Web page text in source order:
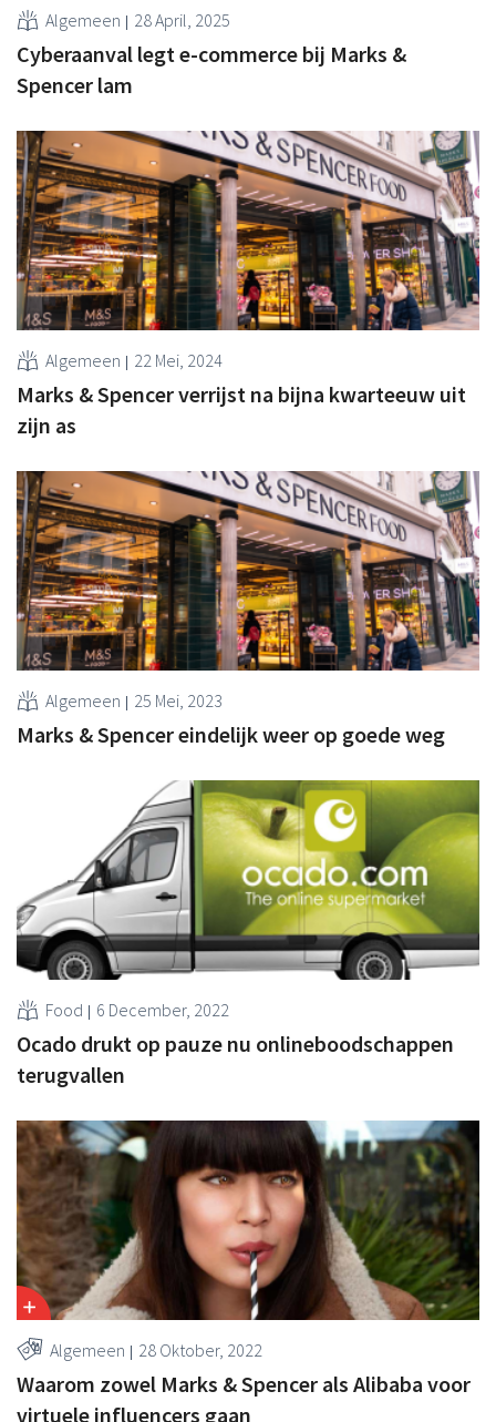
Algemeen 28 April, 2025
Cyberaanval legt e-commerce bij Marks &
Spencer lam
Algemeen 22 Mei, 2024
Marks & Spencer verrijst na bijna kwarteeuw uit
zijn as
Algemeen 25 Mei, 2023
Marks & Spencer eindelijk weer op goede weg
Food 6 December, 2022
Ocado drukt op pauze nu onlineboodschappen
terugvallen
Algemeen 28 Oktober, 2022
Waarom zowel Marks & Spencer als Alibaba voor
virtuele influencers gaan